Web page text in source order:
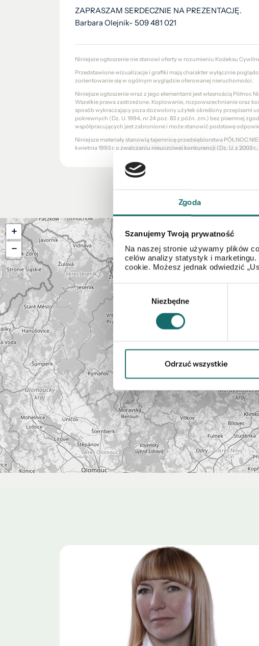
Zgoda
Szanujemy Twoją prywatność
Na naszej stronie używamy plików
celów analizy statystyk i
cookie. Możesz jednak odwiedzić
Wybór
Niezbędne
Odrzuć wszystkie
ZAPRASZAM SERDECZNIE NA PREZENTACJĘ.
Barbara Olejnik- 509 481 021
Niniejsze ogłoszenie nie stanowi oferty w rozumieniu Kodeksu
Przedstawione wizualizacje i grafiki mają charakter wyłącznie
zorientowanie się w ogólnym wyglądzie oferowanej nieruchomości.
Niniejsze ogłoszenie wraz z jego elementami jest własnością
Wszelkie prawa zastrzeżone. Kopiowanie, rozpowszechnianie oraz
sposób wykraczający poza dozwolony użytek określony przepisami
pokrewnych (Dz. U. 1994, nr 24 poz. 83 z późn. zm.) bez pisemnej
współpracujących jest zabronione i może stanowić podstawę
Niniejsze materiały stanowią tajemnicę przedsiębiorstwa PÓŁNOC
kwietnia 1993 r. o zwalczaniu nieuczciwej konkurencji (Dz. U. z 2003 r.,
+
−